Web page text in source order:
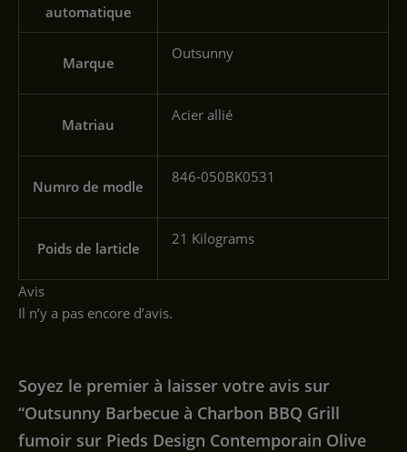
automatique
Marque
‎Outsunny
Matriau
‎Acier allié
Numro de modle
‎846-050BK0531
Poids de larticle
‎21 Kilograms
Avis
Il n’y a pas encore d’avis.
Soyez le premier à laisser votre avis sur
“Outsunny Barbecue à Charbon BBQ Grill
fumoir sur Pieds Design Contemporain Olive